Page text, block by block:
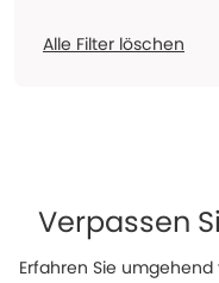
Alle Filter löschen
Verpassen
Erfahren Sie